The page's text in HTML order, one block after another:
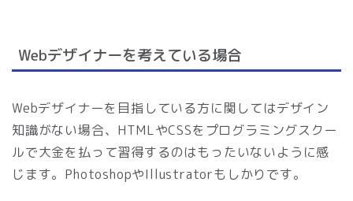
Webデザイナーを考えている場合
Webデザイナーを目指している方に関してはデザイン
知識がない場合、HTMLやCSSをプログラミングスクー
ルで大金を払って習得するのはもったいないように感
じます。PhotoshopやIllustratorもしかりです。